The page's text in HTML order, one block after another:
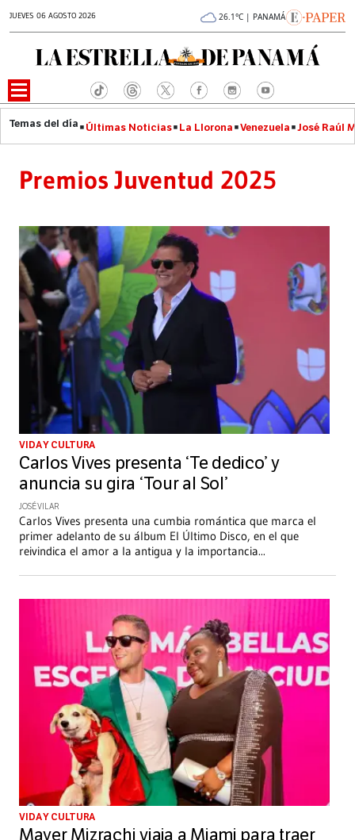
JUEVES 06 AGOSTO 2026 26.1°C | PANAMÁ
Últimas Noticias La Llorona Venezuela José Raúl
Premios Juventud 2025
VIDA Y CULTURA
Carlos Vives presenta ‘Te dedico’ y
anuncia su gira ‘Tour al Sol’
JOSÉ VILAR
Carlos Vives presenta una cumbia romántica que marca el
primer adelanto de su álbum El Último Disco, en el que
reivindica el amor a la antigua y la importancia...
VIDA Y CULTURA
Mayer Mizrachi viaja a Miami para traer